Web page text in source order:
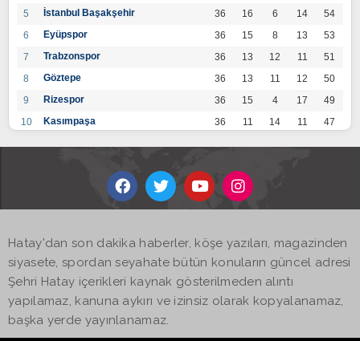
5
İstanbul Başakşehir 36 16 6 14
54
6
Eyüpspor 36 15 8 13
53
7
Trabzonspor 36 13 12 11
51
8
Göztepe 36 13 11 12
50
9
Rizespor 36 15 4 17
49
10
Kasımpaşa 36 11 14 11
47
36 12
14
Kayserispor 36 11 12 13
45
BB Bodrumspor 17
Sivasspor
Hatayspor 36
19
Adana Demirspor
Hatay'dan son dakika haberler, köşe yazıları, magazinden
siyasete, spordan seyahate bütün konuların güncel adresi
Şehri Hatay içerikleri kaynak gösterilmeden alıntı
yapılamaz, kanuna aykırı ve izinsiz olarak kopyalanamaz,
başka yerde yayınlanamaz.